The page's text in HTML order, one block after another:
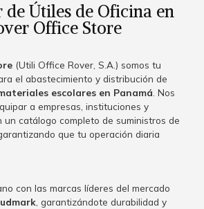
Útiles de Oficina en
Office Store
(Utili Office Rover, S.A.) somos tu
el abastecimiento y distribución de
escolares en Panamá . Nos
a empresas, instituciones y
un catálogo completo de suministros de
que tu operación diaria
con las marcas líderes del mercado
, garantizándote durabilidad y